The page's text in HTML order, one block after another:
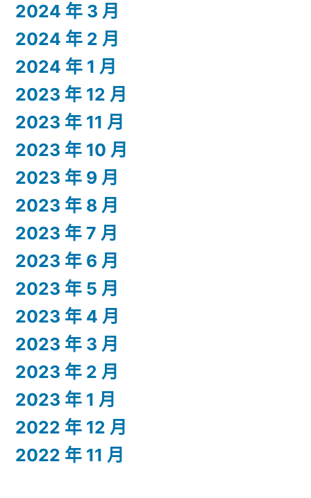
2024 年 3 月
2024 年 2 月
2024 年 1 月
2023 年 12 月
2023 年 11 月
2023 年 10 月
2023 年 9 月
2023 年 8 月
2023 年 7 月
2023 年 6 月
2023 年 5 月
2023 年 4 月
2023 年 3 月
2023 年 2 月
2023 年 1 月
2022 年 12 月
2022 年 11 月